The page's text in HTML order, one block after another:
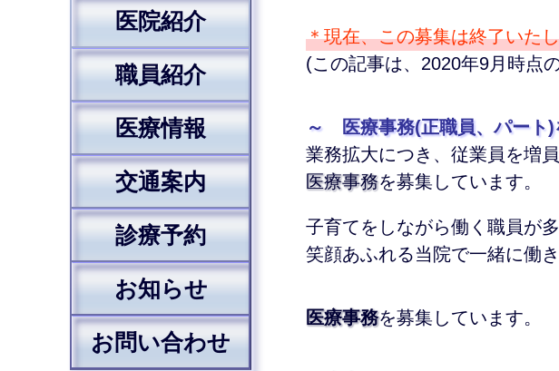
＊現在、この募集は終了いた
(この記事は、2020年9月時点
～ 医療事務(正職員、パート
業務拡大につき、従業員を増員
医療事務を募集しています。
子育てをしながら働く職員が多
笑顔あふれる当院で一緒に働
医療事務を募集しています。
医院紹介
職員紹介
医療情報
交通案内
診療予約
お知らせ
お問い合わせ